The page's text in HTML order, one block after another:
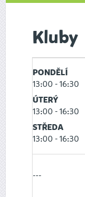
Kluby
PONDĚLÍ
13:00 - 16:30
ÚTERÝ
13:00 - 16:30
STŘEDA
13:00 - 16:30
---